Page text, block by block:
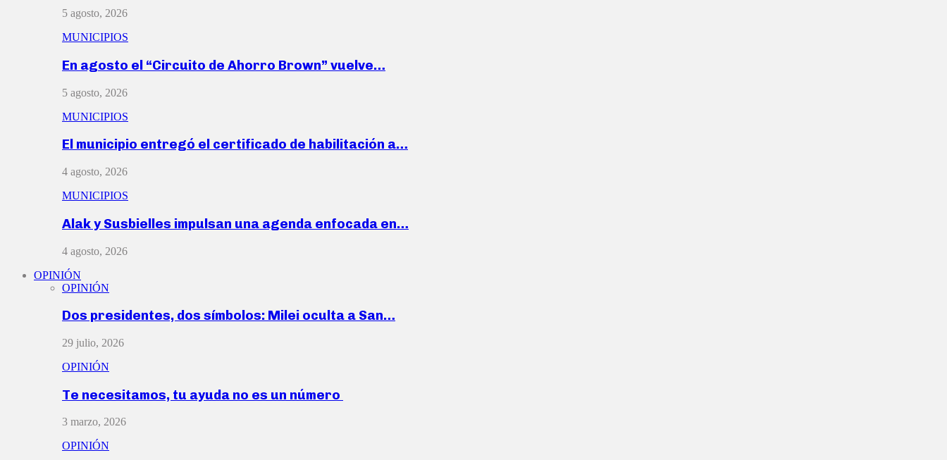
5 agosto, 2026
MUNICIPIOS
En agosto el “Circuito de Ahorro Brown” vuelve…
5 agosto, 2026
MUNICIPIOS
El municipio entregó el certificado de habilitación a…
4 agosto, 2026
MUNICIPIOS
Alak y Susbielles impulsan una agenda enfocada en…
4 agosto, 2026
OPINIÓN
OPINIÓN
Dos presidentes, dos símbolos: Milei oculta a San…
29 julio, 2026
OPINIÓN
Te necesitamos, tu ayuda no es un número
3 marzo, 2026
OPINIÓN